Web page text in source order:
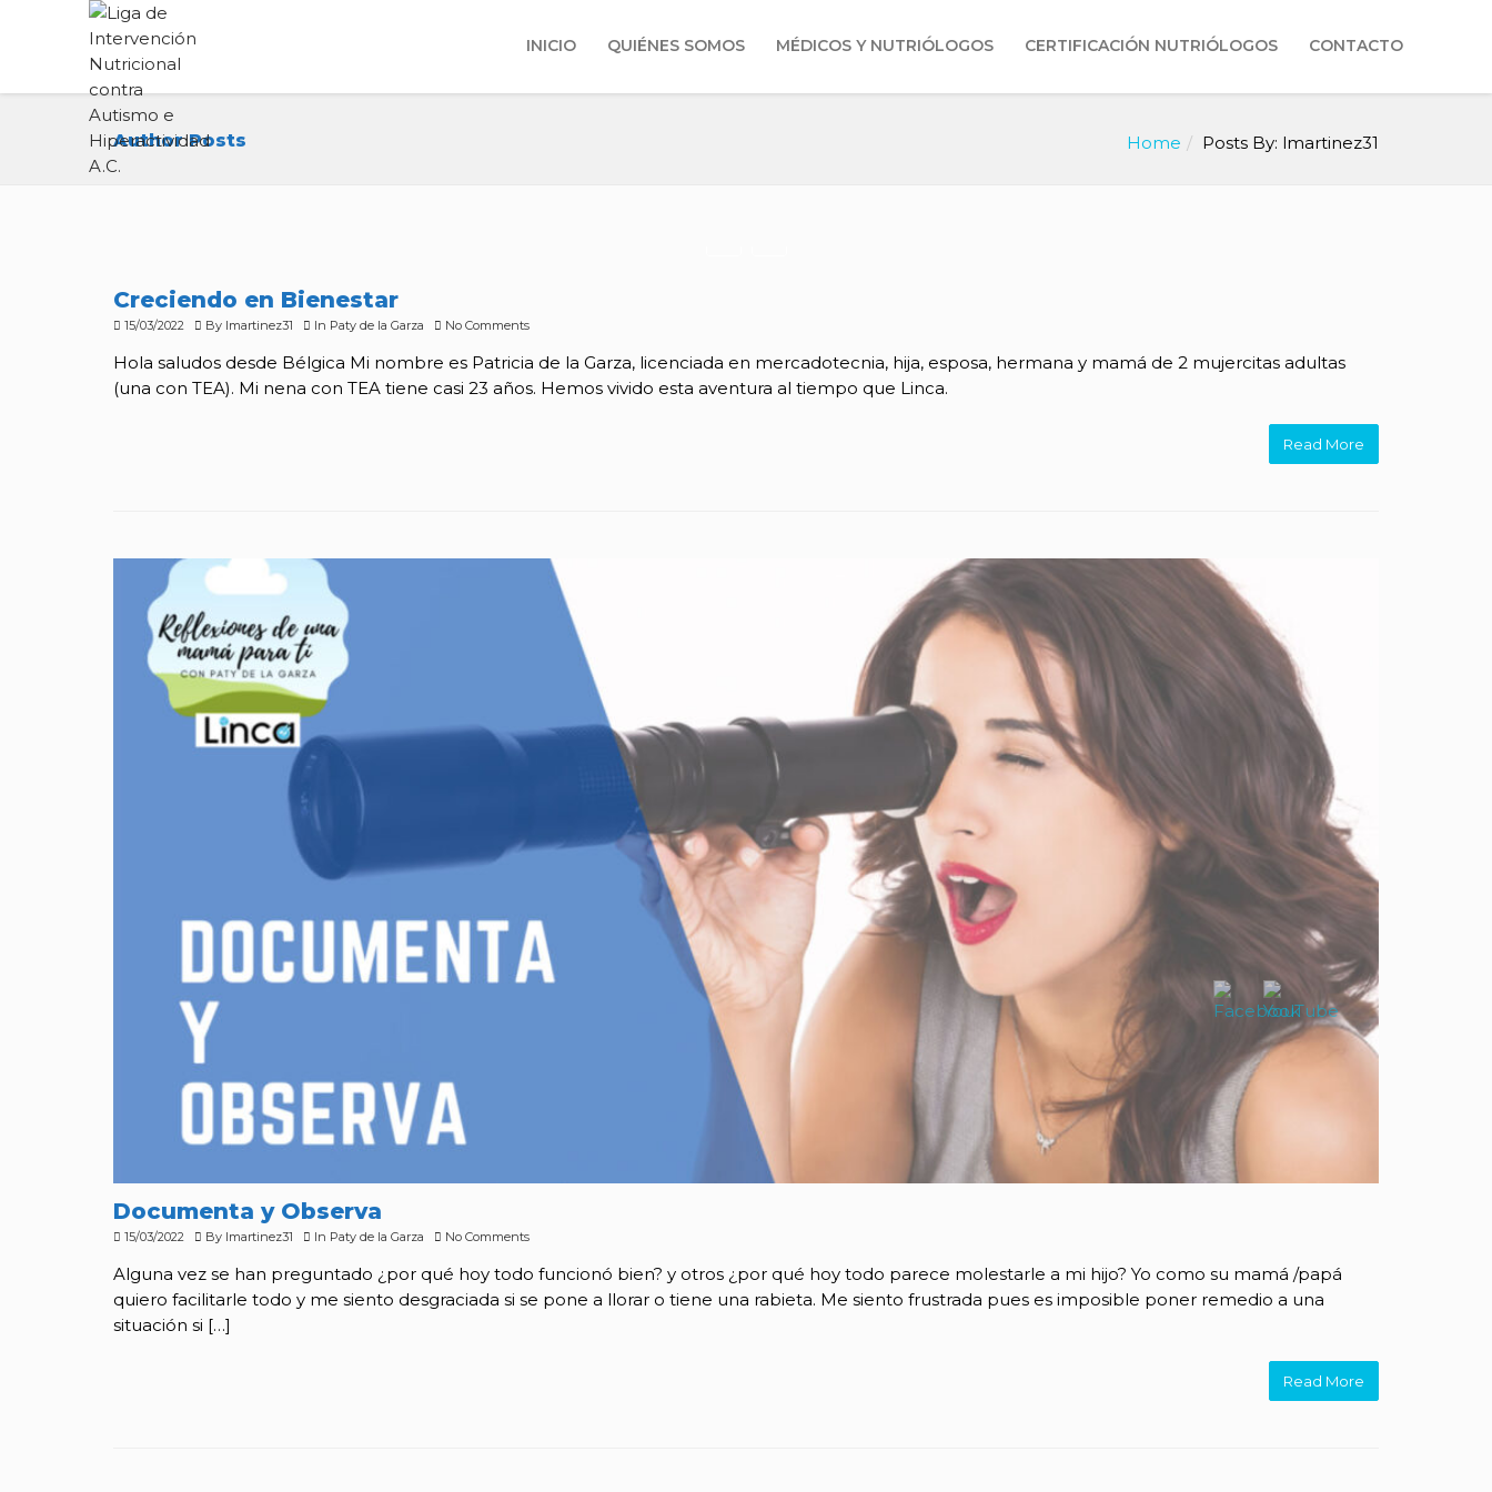
INICIO QUIÉNES SOMOS MÉDICOS Y NUTRIÓLOGOS CERTIFICACIÓN NUTRIÓLOGOS CONTACTO
Author Posts Home Posts By: lmartinez31
Creciendo en Bienestar
15/03/2022 By lmartinez31 In Paty de la Garza No Comments
Hola saludos desde Bélgica Mi nombre es Patricia de la Garza, licenciada en mercadotecnia, hija, esposa, hermana y mamá de 2 mujercitas adultas
(una con TEA). Mi nena con TEA tiene casi 23 años. Hemos vivido esta aventura al tiempo que Linca.
Read More
Documenta y Observa
15/03/2022 By lmartinez31 In Paty de la Garza No Comments
Alguna vez se han preguntado ¿por qué hoy todo funcionó bien? y otros ¿por qué hoy todo parece molestarle a mi hijo? Yo como su mamá /papá
quiero facilitarle todo y me siento desgraciada si se pone a llorar o tiene una rabieta. Me siento frustrada pues es imposible poner remedio a una
situación si […]
Read More